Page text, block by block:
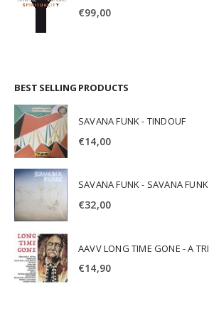
€99,00
BEST SELLING PRODUCTS
SAVANA FUNK - TINDOUF
€14,00
SAVANA FUNK - SAVANA FUNK
€32,00
€14,90